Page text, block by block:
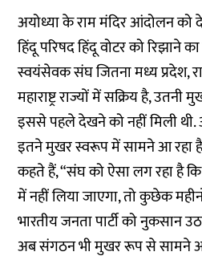
अयोध्या के राम मंदिर आंदोलन को
हिंदू परिषद हिंदू वोटर को रिझाने का
स्वयंसेवक संघ जितना मध्य प्रदेश,
महाराष्ट्र राज्यों में सक्रिय है, उतनी
इससे पहले देखने को नहीं मिली
इतने मुखर स्वरूप में सामने आ रहा
कहते हैं, “संघ को ऐसा लग रहा है
में नहीं लिया जाएगा, तो कुछेक
भारतीय जनता पार्टी को नुकसान
अब संगठन भी मुखर रूप से सामने आ